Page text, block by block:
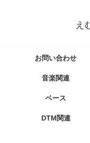
え
お問い合わせ
音楽関連
ベース
DTM関連